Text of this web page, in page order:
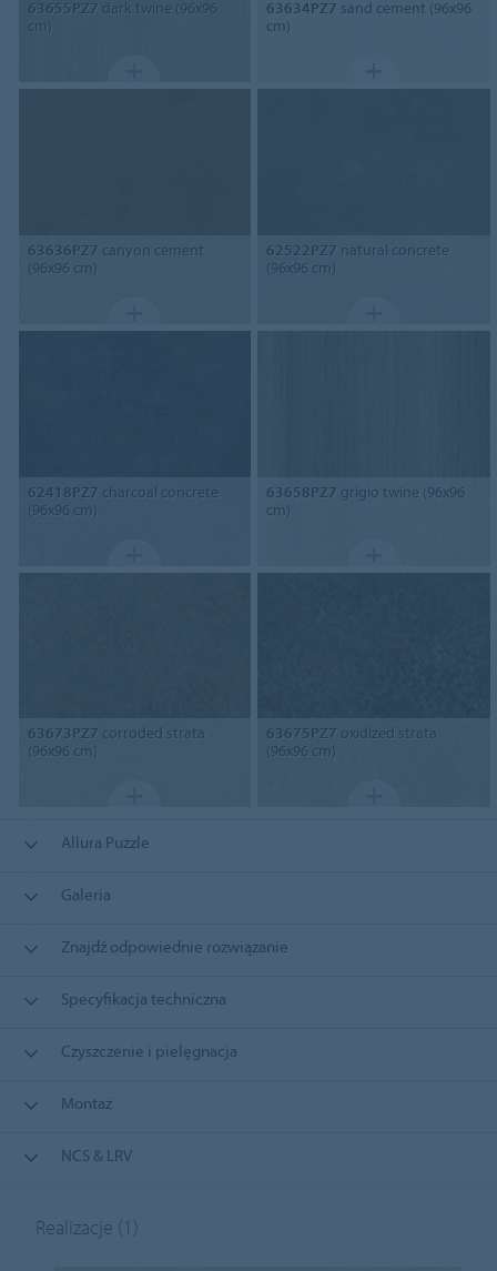
63655PZ7 dark twine (96x96
cm)
63634PZ7 sand cement (96x96
cm)
63636PZ7 canyon cement
(96x96 cm)
62522PZ7 natural concrete
(96x96 cm)
62418PZ7 charcoal concrete
(96x96 cm)
63658PZ7 grigio twine (96x96
cm)
63673PZ7 corroded strata
(96x96 cm)
63675PZ7 oxidized strata
(96x96 cm)
Allura Puzzle
Galeria
Znajdź odpowiednie rozwiązanie
Specyfikacja techniczna
Czyszczenie i pielęgnacja
Montaż
NCS & LRV
Realizacje (1)